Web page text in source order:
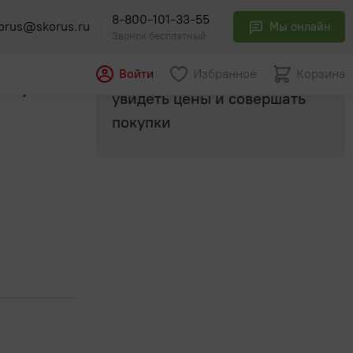
8-800-101-33-55
Звонок бесплатный
Мы онлайн
Войти Избранное Корзина
12
Авторизуйтесь, чтобы
увидеть цены и совершать
покупки